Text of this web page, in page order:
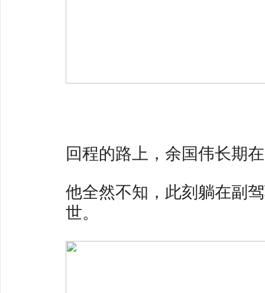
回程的路上，余国伟长期
他全然不知，此刻躺在副
世。